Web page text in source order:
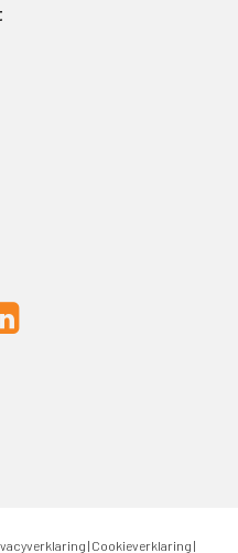
| Cookieverklaring |